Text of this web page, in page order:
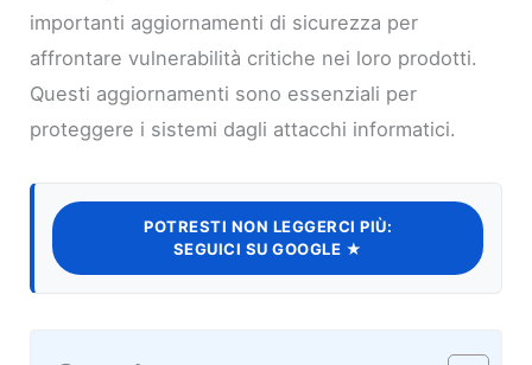
importanti aggiornamenti di sicurezza per
affrontare vulnerabilità critiche nei loro prodotti.
Questi aggiornamenti sono essenziali per
proteggere i sistemi dagli attacchi informatici.
POTRESTI NON LEGGERCI PIÙ:
SEGUICI SU GOOGLE ★